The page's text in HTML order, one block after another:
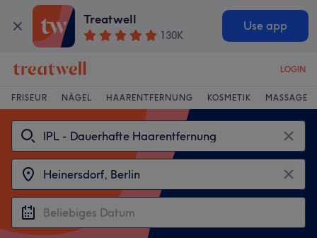
Treatwell
130K
Use app
LOGIN
FRISEUR NÄGEL HAARENTFERNUNG KOSMETIK MASSAGE